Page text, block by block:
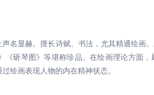
名显赫。擅长诗赋、书法，尤其精通绘画
斫琴图》等堪称珍品。在绘画理论方面，
绘画表现人物的内在精神状态。